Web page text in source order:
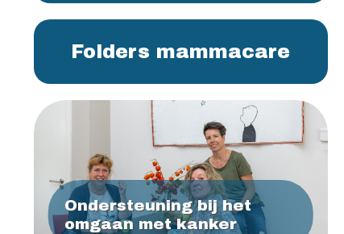
Folders mammacare
Ondersteuning bij het
omgaan met kanker